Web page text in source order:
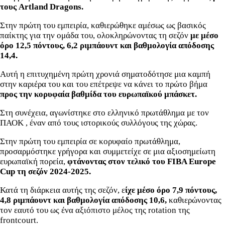
τους Artland Dragons.
Στην πρώτη του εμπειρία, καθιερώθηκε αμέσως ως βασικός
παίκτης για την ομάδα του, ολοκληρώνοντας τη σεζόν με μέσο
όρο 12,5 πόντους, 6,2 ριμπάουντ και βαθμολογία απόδοσης
14,4.
Αυτή η επιτυχημένη πρώτη χρονιά σηματοδότησε μια καμπή
στην καριέρα του και του επέτρεψε να κάνει το πρώτο βήμα
προς την κορυφαία βαθμίδα του ευρωπαϊκού μπάσκετ.
Στη συνέχεια, αγωνίστηκε στο ελληνικό πρωτάθλημα με τον
ΠΑΟΚ , έναν από τους ιστορικούς συλλόγους της χώρας.
Στην πρώτη του εμπειρία σε κορυφαίο πρωτάθλημα,
προσαρμόστηκε γρήγορα και συμμετείχε σε μια αξιοσημείωτη
ευρωπαϊκή πορεία, φτάνοντας στον τελικό του FIBA ​​Europe
Cup τη σεζόν 2024-2025.
Κατά τη διάρκεια αυτής της σεζόν, είχε μέσο όρο 7,9 πόντους,
4,8 ριμπάουντ και βαθμολογία απόδοσης 10,6, καθιερώνοντας
τον εαυτό του ως ένα αξιόπιστο μέλος της rotation της
frontcourt.